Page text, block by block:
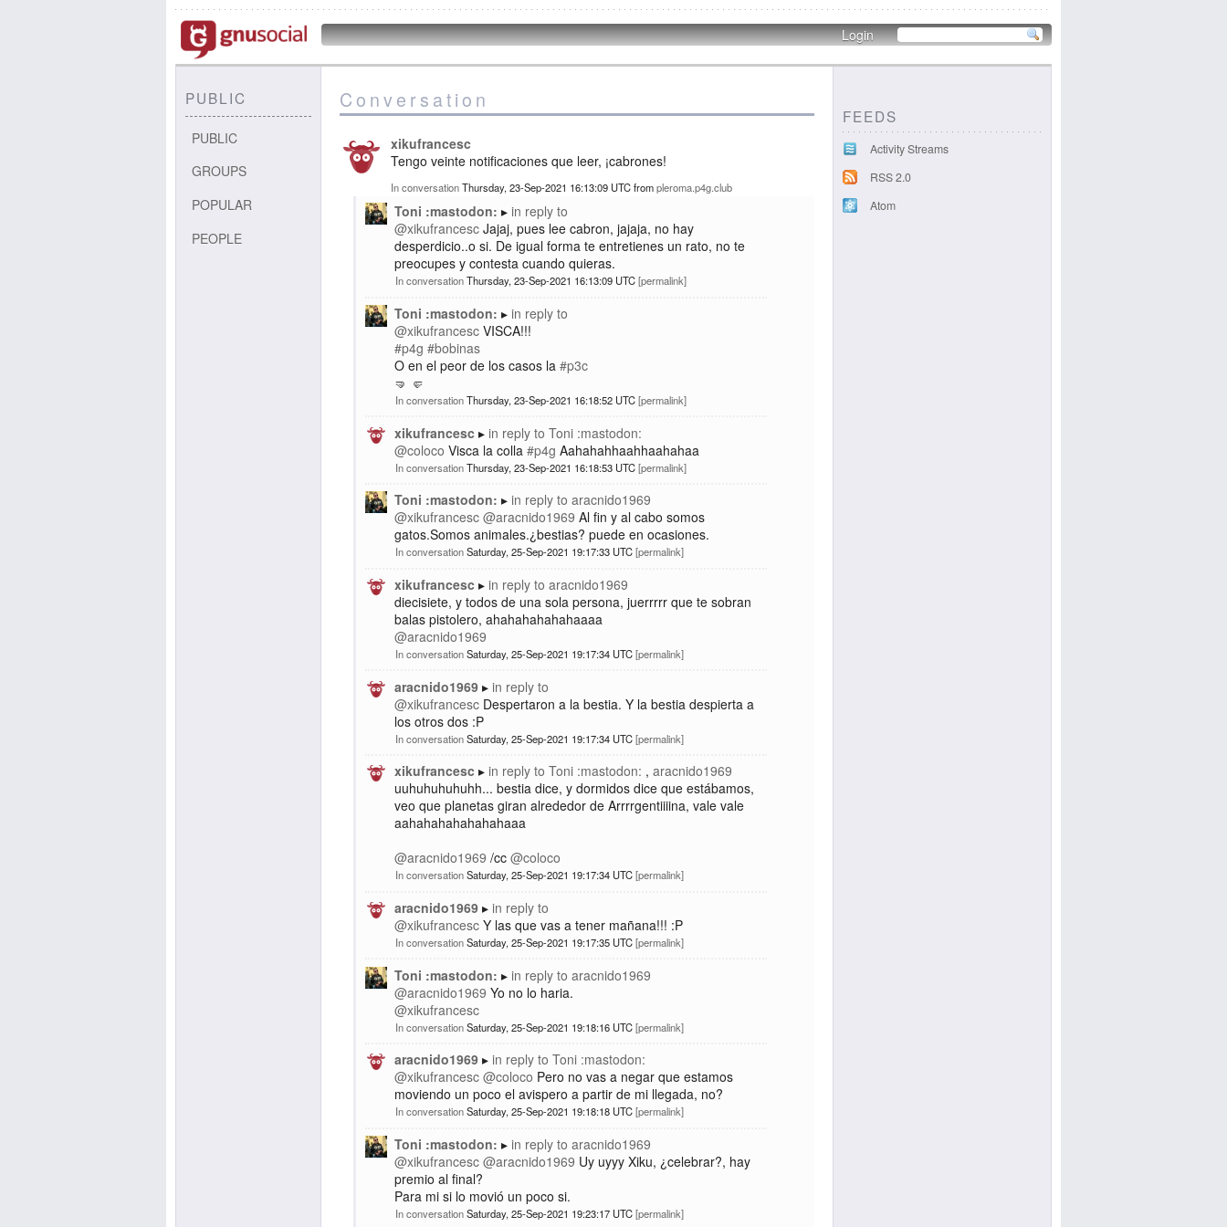
Login
PUBLIC
PUBLIC
GROUPS
POPULAR
PEOPLE
Conversation
xikufrancesc
Tengo veinte notificaciones que leer, ¡cabrones!
In conversationThursday, 23-Sep-2021 16:13:09 UTCfrompleroma.p4g.club
Toni :mastodon:
in reply to
@xikufrancesc Jajaj, pues lee cabron, jajaja, no hay
desperdicio..o si. De igual forma te entretienes un rato, no te
preocupes y contesta cuando quieras.
In conversationThursday, 23-Sep-2021 16:13:09 UTC permalink
Toni :mastodon:
in reply to
@xikufrancesc VISCA!!!
#p4g #bobinas
O en el peor de los casos la #p3c
🤜 🤛
In conversationThursday, 23-Sep-2021 16:18:52 UTC permalink
xikufrancesc in reply to Toni :mastodon:
@coloco Visca la colla #p4g Aahahahhaahhaahahaa
In conversationThursday, 23-Sep-2021 16:18:53 UTC permalink
Toni :mastodon: in reply to aracnido1969
@xikufrancesc @aracnido1969 Al fin y al cabo somos
gatos.Somos animales.¿bestias? puede en ocasiones.
In conversationSaturday, 25-Sep-2021 19:17:33 UTC permalink
xikufrancesc in reply to aracnido1969
diecisiete, y todos de una sola persona, juerrrrr que te sobran
balas pistolero, ahahahahahahaaaa
@aracnido1969
In conversationSaturday, 25-Sep-2021 19:17:34 UTC permalink
aracnido1969
in reply to
@xikufrancesc Despertaron a la bestia. Y la bestia despierta a
los otros dos :P
In conversationSaturday, 25-Sep-2021 19:17:34 UTC permalink
xikufrancesc in reply to Toni :mastodon:
aracnido1969
uuhuhuhuhuhh... bestia dice, y dormidos dice que estábamos,
veo que planetas giran alrededor de Arrrrgentiiiina, vale vale
aahahahahahahahaaa
@aracnido1969 /cc @coloco
In conversationSaturday, 25-Sep-2021 19:17:34 UTC permalink
aracnido1969
in reply to
@xikufrancesc Y las que vas a tener mañana!!! :P
In conversationSaturday, 25-Sep-2021 19:17:35 UTC permalink
Toni :mastodon: in reply to aracnido1969
@aracnido1969 Yo no lo haria.
@xikufrancesc
In conversationSaturday, 25-Sep-2021 19:18:16 UTC permalink
aracnido1969 in reply to Toni :mastodon:
@xikufrancesc @coloco Pero no vas a negar que estamos
moviendo un poco el avispero a partir de mi llegada, no?
In conversationSaturday, 25-Sep-2021 19:18:18 UTC permalink
Toni :mastodon: in reply to aracnido1969
@xikufrancesc @aracnido1969 Uy uyyy Xiku, ¿celebrar?, hay
premio al final?
Para mi si lo movió un poco si.
In conversationSaturday, 25-Sep-2021 19:23:17 UTC permalink
FEEDS
Activity Streams
RSS 2.0
Atom